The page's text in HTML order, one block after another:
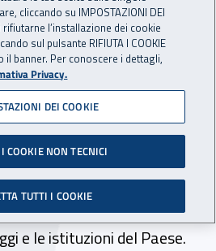
Catalogo generale
estraneo.
sul
informazioni e
a coloro che lavorano in
e non conoscono ancora
e le istituzioni del Paese.
cliccando su IMPOSTAZIONI DEI
rifiutarne l’installazione dei cookie
sul pulsante RIFIUTA I COOKIE
il banner. Per conoscere i dettagli,
Privacy.
DEI COOKIE
COOKIE NON TECNICI
TUTTI I COOKIE